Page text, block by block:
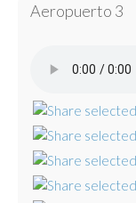
Aeropuerto 3